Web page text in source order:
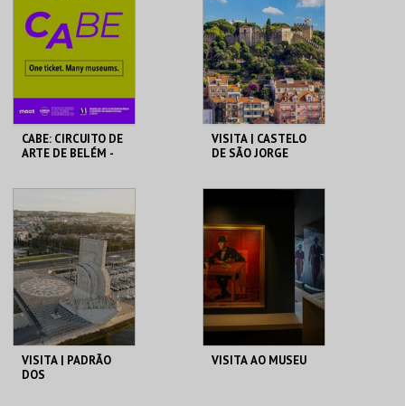
MAIS INFO
COMPRAR
MAIS INFO
COMPRAR
CABE: CIRCUITO DE
ARTE DE BELÉM -
SARMENTO
MAIS INFO
COMPRAR
VISITA | CASTELO
DE SÃO JORGE
JORGE
MAIS INFO
COMPRAR
VISITA | PADRÃO
DOS
VISITA AO MUSEU